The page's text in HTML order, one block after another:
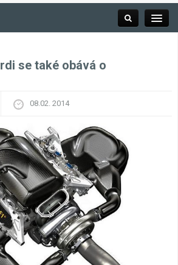
Kalendář F1
Výsledky F1
Okruhy F1
se také obává o
08.02. 2014